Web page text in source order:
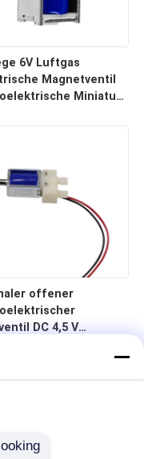
6V Luftgas
Magnetventil
Miniatur
offener
DC 4,5 V